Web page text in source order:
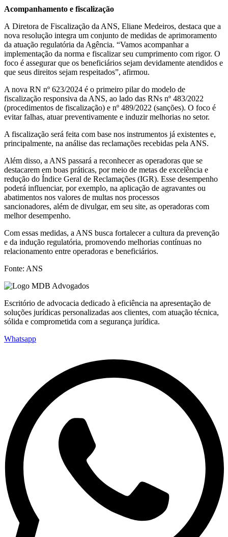
Acompanhamento e fiscalização
A Diretora de Fiscalização da ANS, Eliane Medeiros, destaca que a
nova resolução integra um conjunto de medidas de aprimoramento
da atuação regulatória da Agência. “Vamos acompanhar a
implementação da norma e fiscalizar seu cumprimento com rigor. O
foco é assegurar que os beneficiários sejam devidamente atendidos e
que seus direitos sejam respeitados”, afirmou.
A nova RN nº 623/2024 é o primeiro pilar do modelo de
fiscalização responsiva da ANS, ao lado das RNs nº 483/2022
(procedimentos de fiscalização) e nº 489/2022 (sanções). O foco é
evitar falhas, atuar preventivamente e induzir melhorias no setor.
A fiscalização será feita com base nos instrumentos já existentes e,
principalmente, na análise das reclamações recebidas pela ANS.
Além disso, a ANS passará a reconhecer as operadoras que se
destacarem em boas práticas, por meio de metas de excelência e
redução do Índice Geral de Reclamações (IGR). Esse desempenho
poderá influenciar, por exemplo, na aplicação de agravantes ou
abatimentos nos valores de multas nos processos
sancionadores, além de divulgar, em seu site, as operadoras com
melhor desempenho.
Com essas medidas, a ANS busca fortalecer a cultura da prevenção
e da indução regulatória, promovendo melhorias contínuas no
relacionamento entre operadoras e beneficiários.
Fonte: ANS
Escritório de advocacia dedicado à eficiência na apresentação de
soluções jurídicas personalizadas aos clientes, com atuação técnica,
sólida e comprometida com a segurança jurídica.
Whatsapp